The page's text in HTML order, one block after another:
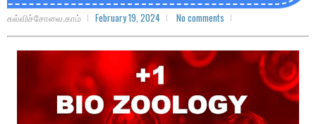
கல்விச்சோலை.காம் February 19, 2024 No comments